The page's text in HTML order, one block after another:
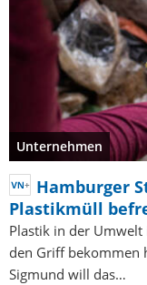
Unternehmen
Hamburger
Plastikmüll
Plastik in der
den Griff bekommen
Sigmund will das…